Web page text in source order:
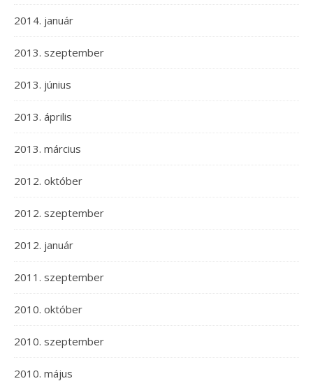
2014. január
2013. szeptember
2013. június
2013. április
2013. március
2012. október
2012. szeptember
2012. január
2011. szeptember
2010. október
2010. szeptember
2010. május